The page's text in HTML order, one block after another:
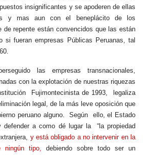
insignificantes y se apoderen de ellas
y mas aun con el beneplácito de los
de repente están convencidos que las están
si fueran empresas Públicas Peruanas, tal
las empresas transnacionales,
con la explotación de nuestras riquezas
Fujimontecinista de 1993, legaliza
legal, de la más leve oposición que
peruano alguno. Según ello, el Estado
defender a como dé lugar la “la propiedad
y está obligado a no intervenir en la
ningún tipo,
debiendo sobre todo ser un